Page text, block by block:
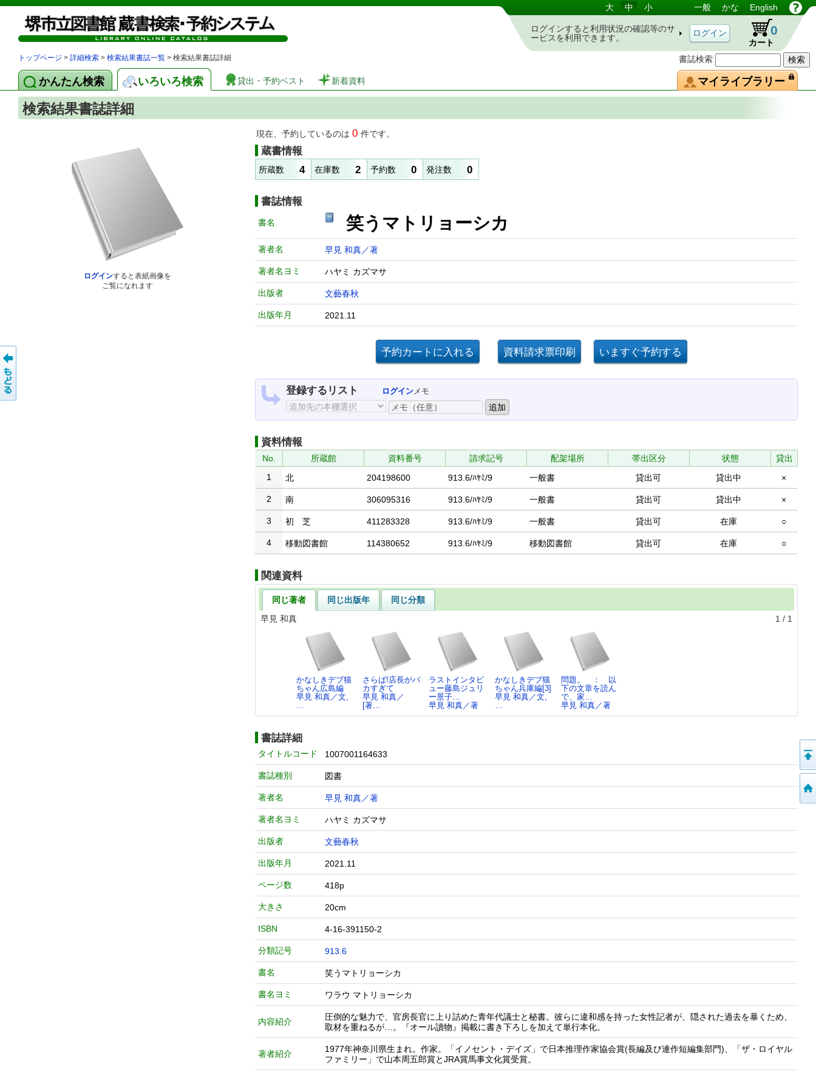
図書館 蔵書検索・予約システム
書誌検索
大 中 小 一般 かな English
ログインすると利用状況の確認等のサ
ービスを利用できます。
カート
0
トップページ > 詳細検索 > 検索結果書誌一覧 > 検索結果書誌詳細
かんたん検索 いろいろ検索 貸出・予約ベスト 新着資料 マイライブラリー
検索結果書誌詳細
ログインすると表紙画像を
ご覧になれます
現在、予約しているのは 0 件です。
蔵書情報
所蔵数 4 在庫数 2 予約数 0 発注数 0
書誌情報
書名 笑うマトリョーシカ
著者名 早見 和真／著
著者名ヨミ ハヤミ カズマサ
出版者 文藝春秋
出版年月 2021.11
登録するリスト ログインメモ
資料情報
No. 所蔵館 資料番号 請求記号 配架場所 帯出区分 状態
貸出
1
北 204198600 913.6/ﾊﾔﾐ/9 一般書 貸出可 貸出中 ×
2 南 306095316 913.6/ﾊﾔﾐ/9 一般書 貸出可 貸出中 ×
3 初 芝 411283328 913.6/ﾊﾔﾐ/9 一般書 貸出可 在庫 ○
4 移動図書館 114380652 913.6/ﾊﾔﾐ/9 移動図書館 貸出可 在庫 ○
関連資料
同じ著者 同じ出版年
同じ分類
早見 和真
1 / 1
かなしきデブ猫
ちゃん広島編
早見 和真／文,
…
さらば!店長がバ
カすぎて
早見 和真／
[著…
ラストインタビ
ュー藤島ジュリ
ー景子…
早見 和真／著
かなしきデブ猫
ちゃん兵庫編[3]
早見 和真／文,
…
問題。 ： 以
下の文章を読ん
で、家…
早見 和真／著
書誌詳細
タイトルコード 1007001164633
書誌種別 図書
著者名 早見 和真／著
著者名ヨミ ハヤミ カズマサ
出版者 文藝春秋
出版年月 2021.11
ページ数 418p
大きさ 20cm
ISBN 4-16-391150-2
分類記号 913.6
書名 笑うマトリョーシカ
書名ヨミ ワラウ マトリョーシカ
内容紹介
圧倒的な魅力で、官房長官に上り詰めた青年代議士と秘書。彼らに違和感を持った女性記者が、隠された過去を暴くため、
取材を重ねるが…。『オール讀物』掲載に書き下ろしを加えて単行本化。
著者紹介
1977年神奈川県生まれ。作家。「イノセント・デイズ」で日本推理作家協会賞(長編及び連作短編集部門)、「ザ・ロイヤル
ファミリー」で山本周五郎賞とJRA賞馬事文化賞受賞。